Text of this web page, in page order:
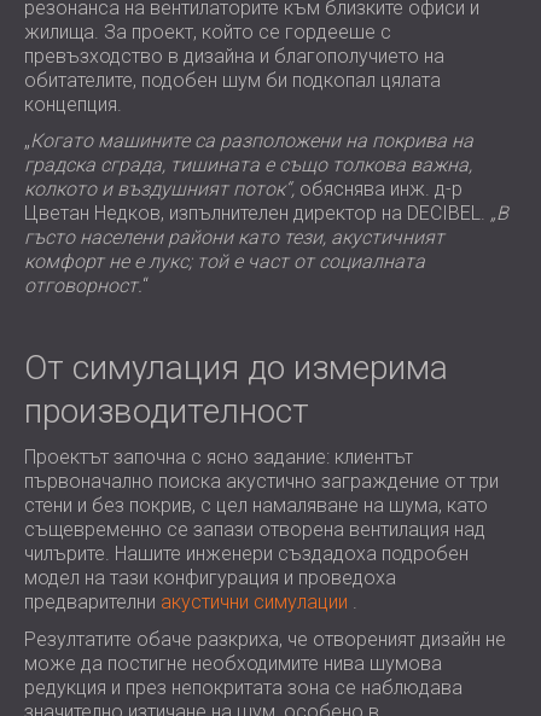
резонанса на вентилаторите към близките офиси и
жилища. За проект, който се гордееше с
превъзходство в дизайна и благополучието на
обитателите, подобен шум би подкопал цялата
концепция.
„Когато машините са разположени на покрива на
градска сграда, тишината е също толкова важна,
колкото и въздушният поток“, обяснява инж. д-р
Цветан Недков, изпълнителен директор на DECIBEL. „В
гъсто населени райони като тези, акустичният
комфорт не е лукс; той е част от социалната
отговорност. “
От симулация до измерима
производителност
Проектът започна с ясно задание: клиентът
първоначално поиска акустично заграждение от три
стени и без покрив, с цел намаляване на шума, като
същевременно се запази отворена вентилация над
чилърите. Нашите инженери създадоха подробен
модел на тази конфигурация и проведоха
предварителни акустични симулации
Резултатите обаче разкриха, че отвореният дизайн не
може да постигне необходимите нива шумова
редукция и през непокритата зона се наблюдава
значително изтичане на шум, особено в